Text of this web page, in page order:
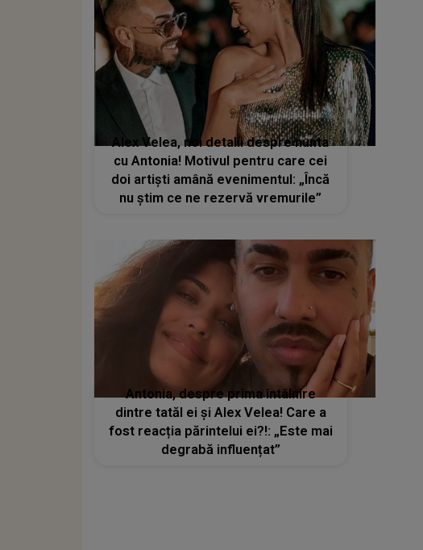
Alex Velea, noi detalii despre nunta
cu Antonia! Motivul pentru care cei
doi artiști amână evenimentul: „Încă
nu știm ce ne rezervă vremurile”
Antonia, despre prima întâlnire
dintre tatăl ei și Alex Velea! Care a
fost reacția părintelui ei?!: „Este mai
degrabă influențat”